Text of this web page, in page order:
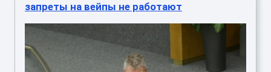
запреты на вейпы не работают